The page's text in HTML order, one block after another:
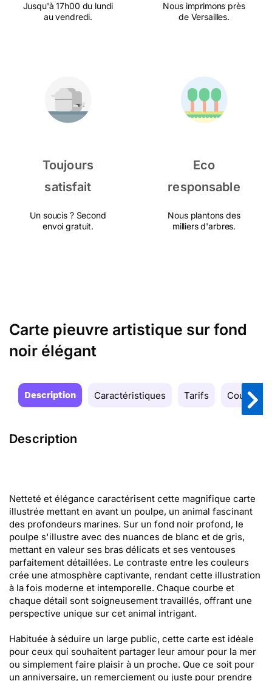
Jusqu'à 17h00 du lundi
au vendredi.
Nous imprimons près
de Versailles.
Toujours
satisfait
Un soucis ? Second
envoi gratuit.
Eco
responsable
Nous plantons des
milliers d'arbres.
Carte pieuvre artistique sur fond
noir élégant
Description Caractéristiques Tarifs Couleurs
Description
Netteté et élégance caractérisent cette magnifique carte
illustrée mettant en avant un poulpe, un animal fascinant
des profondeurs marines. Sur un fond noir profond, le
poulpe s'illustre avec des nuances de blanc et de gris,
mettant en valeur ses bras délicats et ses ventouses
parfaitement détaillées. Le contraste entre les couleurs
crée une atmosphère captivante, rendant cette illustration
à la fois moderne et intemporelle. Chaque courbe et
chaque détail sont soigneusement travaillés, offrant une
perspective unique sur cet animal intrigant.
Habituée à séduire un large public, cette carte est idéale
pour ceux qui souhaitent partager leur amour pour la mer
ou simplement faire plaisir à un proche. Que ce soit pour
un anniversaire, un remerciement ou juste pour prendre